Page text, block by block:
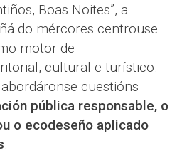
Boas Noites”, a
do mércores centrouse
motor de
cultural e turístico.
cuestións
pública responsable, o
o ecodeseño aplicado